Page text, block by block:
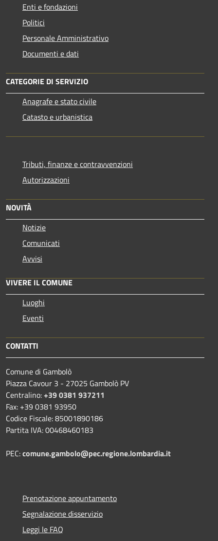
Enti e fondazioni
Politici
Personale Amministrativo
Documenti e dati
CATEGORIE DI SERVIZIO
Anagrafe e stato civile
Catasto e urbanistica
Tributi, finanze e contravvenzioni
Autorizzazioni
NOVITÀ
Notizie
Comunicati
Avvisi
VIVERE IL COMUNE
Luoghi
Eventi
CONTATTI
Comune di Gambolò
Piazza Cavour 3 - 27025 Gambolò PV
Centralino:+39 0381 937211
Fax: +39 0381 93950
Codice Fiscale: 85001890186
Partita IVA: 00468460183
PEC:comune.gambolo@pec.regione.lombardia.it
Prenotazione appuntamento
Segnalazione disservizio
Leggi le FAQ